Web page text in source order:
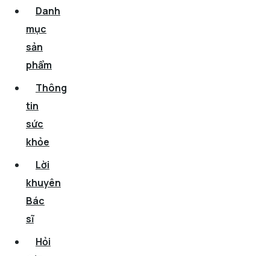
Danh
mục
sản
phẩm
Thông
tin
sức
khỏe
Lời
khuyên
Bác
sĩ
Hỏi